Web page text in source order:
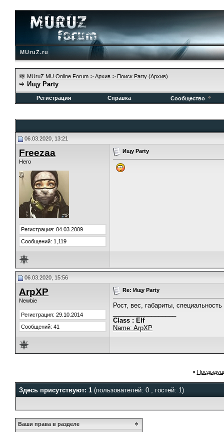
MUruZ.ru
MUruZ MU Online Forum > Архив > Поиск Party (Архив)
Ищу Party
Регистрация Справка Сообщество
06.03.2020, 13:21
Freezaa
Hero
Регистрация: 04.03.2009
Сообщений: 1,119
Ищу Party
06.03.2020, 15:56
ArpXP
Newbie
Регистрация: 29.10.2014
Сообщений: 41
Re: Ищу Party
Рост, вес, габариты, специальность
Class : Elf
Name: ArpXP
«
Здесь присутствуют: 1 (пользователей: 0 , гостей: 1)
Ваши права в разделе